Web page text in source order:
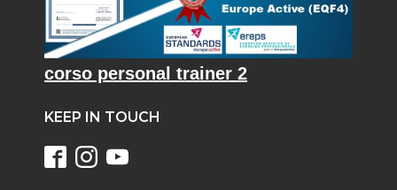
corso personal trainer 2
KEEP IN TOUCH